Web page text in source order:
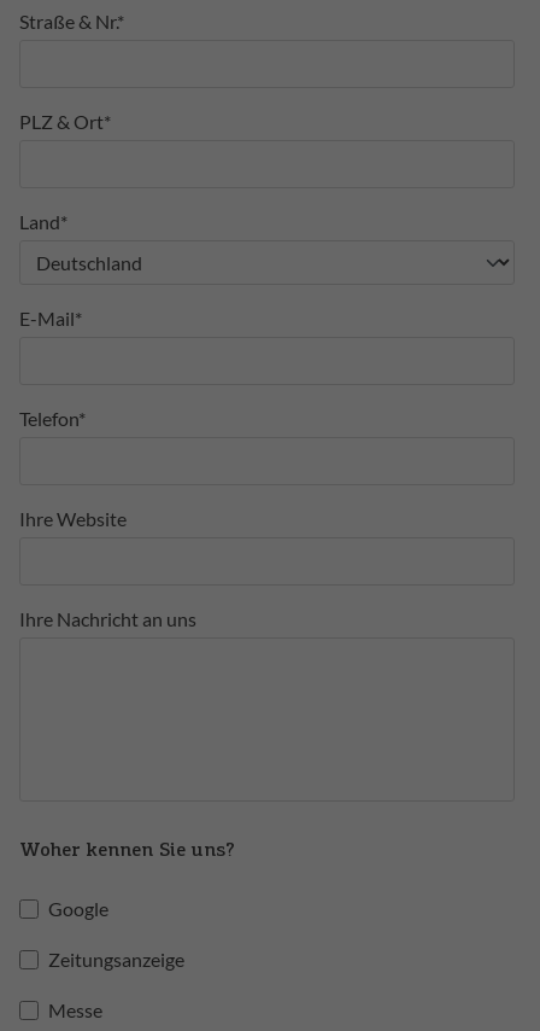
Straße & Nr.*
PLZ & Ort*
Land*
E-Mail*
Telefon*
Ihre Website
Ihre Nachricht an uns
Woher kennen Sie uns?
Google
Zeitungsanzeige
Messe